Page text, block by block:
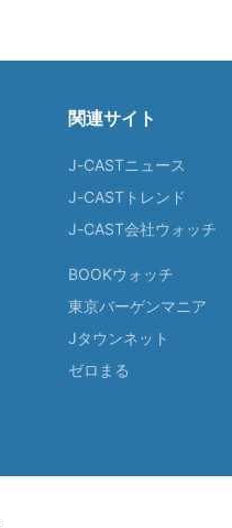
関連サイト
J-CASTニュース
J-CASTトレンド
J-CAST会社ウォッチ
BOOKウォッチ
東京バーゲンマニア
Jタウンネット
ゼロまる